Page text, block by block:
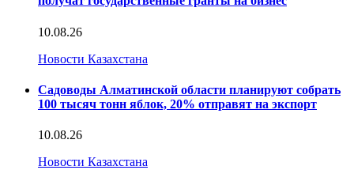
10.08.26
Новости Казахстана
Садоводы Алматинской области планируют собрать
100 тысяч тонн яблок, 20% отправят на экспорт
10.08.26
Новости Казахстана